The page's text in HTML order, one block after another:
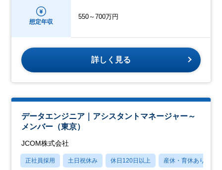
想定年収
550～700万円
詳しく見る
データエンジニア｜アシスタントマネージャー～
メンバー（東京）
JCOM株式会社
正社員採用 土日祝休み 休日120日以上 産休・育休あり